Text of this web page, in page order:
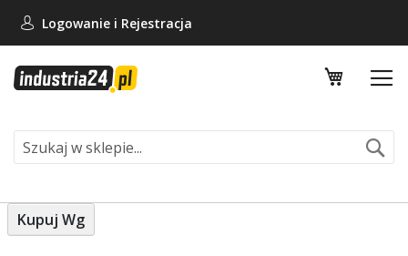
Logowanie i Rejestracja
Mój
Kupuj Wg